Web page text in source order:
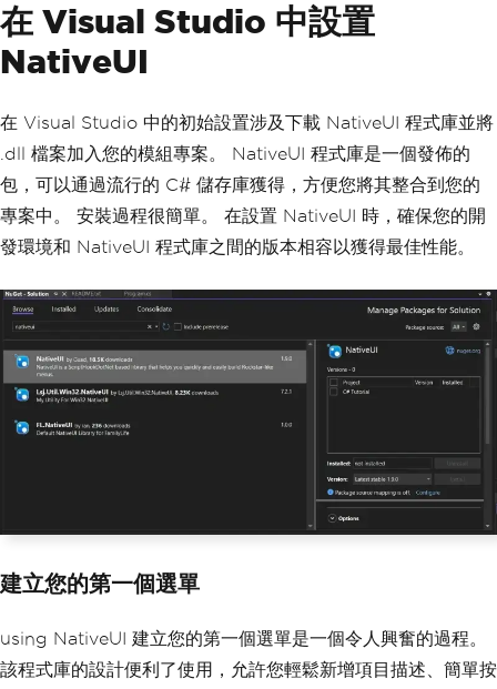
在 Visual Studio 中設置
NativeUI
在 Visual Studio 中的初始設置涉及下載 NativeUI 程式庫並將
.dll 檔案加入您的模組專案。 NativeUI 程式庫是一個發佈的
包，可以通過流行的 C# 儲存庫獲得，方便您將其整合到您的
專案中。 安裝過程很簡單。 在設置 NativeUI 時，確保您的開
發環境和 NativeUI 程式庫之間的版本相容以獲得最佳性能。
建立您的第一個選單
using NativeUI 建立您的第一個選單是一個令人興奮的過程。
該程式庫的設計便利了使用，允許您輕鬆新增項目描述、簡單按